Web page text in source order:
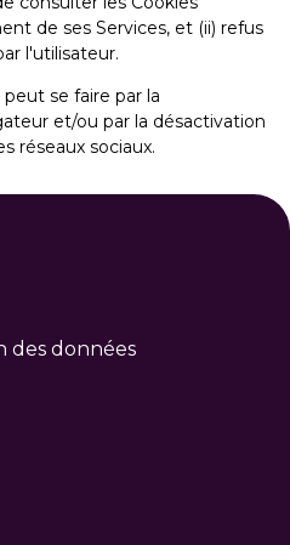
de ses Services, et (ii) refus
l'utilisateur.
se faire par la
et/ou par la désactivation
réseaux sociaux.
des données